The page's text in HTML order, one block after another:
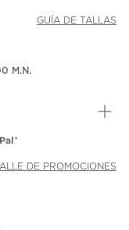
GUÍA DE TALLAS
M.N.
*
DE PROMOCIONES